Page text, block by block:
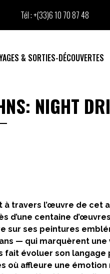
Tél :+(33)6 10 70 87 48
& SORTIES-DÉCOUVERTES
NIGHT
travers l’œuvre de cet
d’une centaine
sur ses peintures
— qui marquèrent
fait évoluer son
où affleure une